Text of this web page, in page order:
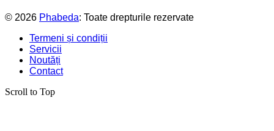
© 2026 Phabeda: Toate drepturile rezervate
Termeni și condiții
Servicii
Noutăți
Contact
Scroll to Top